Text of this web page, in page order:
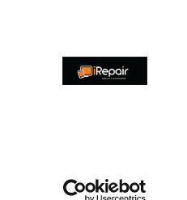
Διαχείριση
Επίλυση